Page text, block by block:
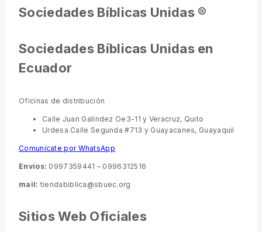
Sociedades Bíblicas Unidas ®
Sociedades Bíblicas Unidas en
Ecuador
Oficinas de distribución
Calle Juan Galíndez Oe3-11 y Veracruz, Quito
Urdesa Calle Segunda #713 y Guayacanes, Guayaquil
Comunícate por WhatsApp
Envíos: 0997359441 – 0996312516
mail: tiendabiblica@sbuec.org
Sitios Web Oficiales